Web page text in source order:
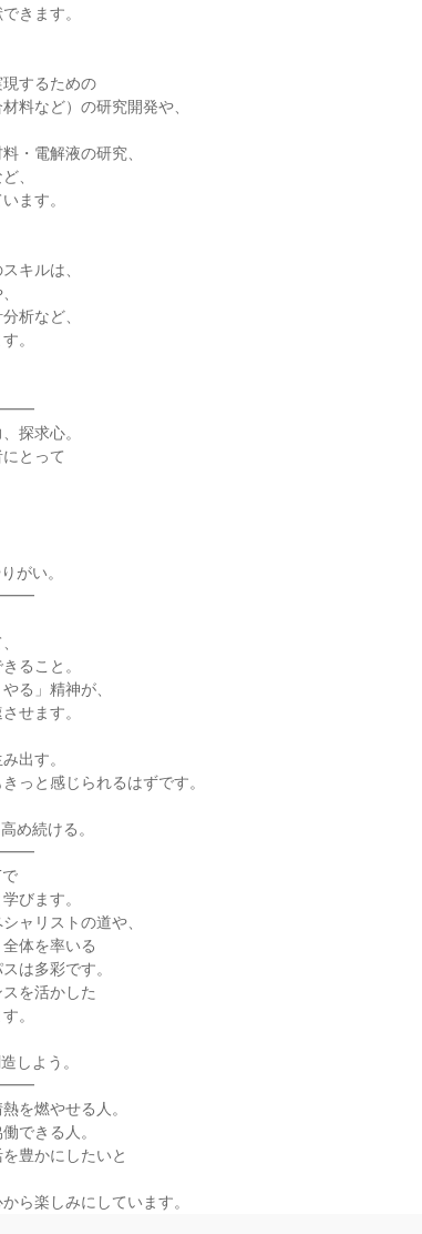
きます。
するための
料など）の研究開発や、
・電解液の研究、
、
ます。
キルは、
析など、
。
探求心。
とって
がい。
ること。
る」精神が、
せます。
出す。
っと感じられるはずです。
め続ける。
びます。
ャリストの道や、
体を率いる
は多彩です。
を活かした
。
しよう。
を燃やせる人。
できる人。
豊かにしたいと
ら楽しみにしています。